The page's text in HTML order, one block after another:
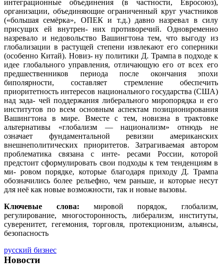
интеграционные объединения (в частности, Евросоюз),
организации, объединяющие ограниченный круг участников
(«большая семёрка», ОПЕК и т.д.) давно назревал в силу
присущих ей внутрен- них противоречий. Одновременно
назревало и недовольство Вашингтона тем, что выгоду из
глобализации в растущей степени извлекают его соперники
(особенно Китай). Новиз- ну политики Д. Трампа в подходе к
идее глобального управления, отличающую его от всех его
предшественников периода после окончания эпохи
биполярности, составляет стремление обеспечить
приоритетность интересов национального государства (США)
над зада- чей поддержания либерального миропорядка и его
институтов по всем основным аспектам позиционирования
Вашингтона в мире. Вместе с тем, новизна в трактовке
альтернативы «глобализм — национализм» отнюдь не
означает фундаментальной ревизии американских
внешнеполитических приоритетов. Затрагиваемая автором
проблематика связана с инте- ресами России, которой
предстоит сформулировать свои подходы к тем тенденциям в
ми- ровом порядке, которые благодаря приходу Д. Трампа
обозначились более рельефно, чем раньше, и которые несут
для неё как новые возможности, так и новые вызовы.
Ключевые слова: мировой порядок, глобализм,
регулирование, многосторонность, либерализм, институты,
суверенитет, гегемония, торговля, протекционизм, альянсы,
безопасность
русский бизнес
Новости